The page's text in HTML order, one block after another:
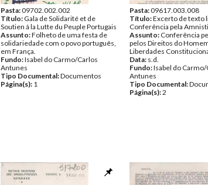
Pasta:09702.002.002
Título: Gala de Solidarité et de
Soutien á la Lutte du Peuple Portugais
Assunto:Folheto de uma festa de
solidariedade com o povo português,
em França.
Fundo:Isabel do Carmo/Carlos
Antunes
Tipo Documental:Documentos
Página(s): 1
Pasta:09617.003.008
Título:Excerto de texto
Conferência pela
Assunto: Conferência
pelos Direitos do
Liberdades
Data: s.d.
Fundo:Isabel do Carmo/
Antunes
Tipo Documental:
Página(s):2